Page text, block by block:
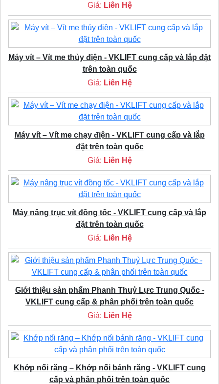
Giá: Liên Hệ
Máy vít – Vít me thủy điện - VKLIFT cung cấp và lắp đặt
trên toàn quốc
Giá: Liên Hệ
Máy vít – Vít me chạy điện - VKLIFT cung cấp và lắp
đặt trên toàn quốc
Giá: Liên Hệ
Máy nâng trục vít đồng tốc - VKLIFT cung cấp và lắp
đặt trên toàn quốc
Giá: Liên Hệ
Giới thiệu sản phẩm Phanh Thuỷ Lực Trung Quốc -
VKLIFT cung cấp & phân phối trên toàn quốc
Giá: Liên Hệ
Khớp nối răng – Khớp nối bánh răng - VKLIFT cung
cấp và phân phối trên toàn quốc